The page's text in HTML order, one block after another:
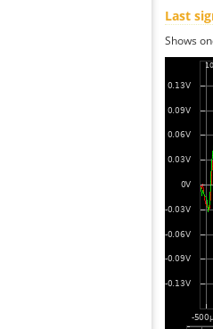
Last
Shows